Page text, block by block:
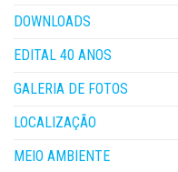
DOWNLOADS
EDITAL 40 ANOS
GALERIA DE FOTOS
LOCALIZAÇÃO
MEIO AMBIENTE